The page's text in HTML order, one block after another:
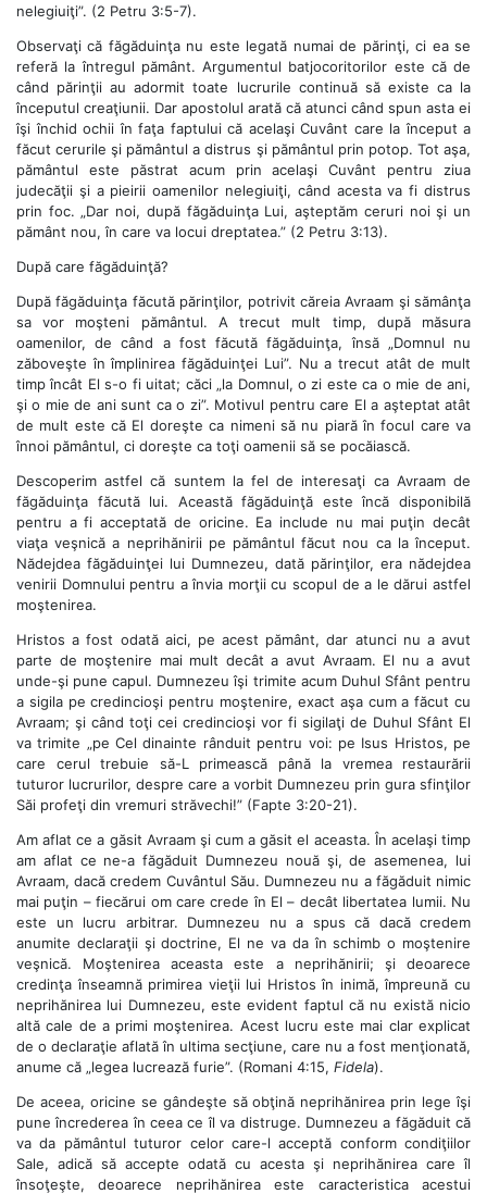
nelegiuiţi”. (2 Petru 3:5-7).
Observaţi că făgăduinţa nu este legată numai de părinţi, ci ea se
referă la întregul pământ. Argumentul batjocoritorilor este că de
când părinţii au adormit toate lucrurile continuă să existe ca la
începutul creaţiunii. Dar apostolul arată că atunci când spun asta ei
îşi închid ochii în faţa faptului că acelaşi Cuvânt care la început a
făcut cerurile şi pământul a distrus şi pământul prin potop. Tot aşa,
pământul este păstrat acum prin acelaşi Cuvânt pentru ziua
judecăţii şi a pieirii oamenilor nelegiuiţi, când acesta va fi distrus
prin foc. „Dar noi, după făgăduinţa Lui, aşteptăm ceruri noi şi un
pământ nou, în care va locui dreptatea.” (2 Petru 3:13).
După care făgăduinţă?
După făgăduinţa făcută părinţilor, potrivit căreia Avraam şi sămânţa
sa vor moşteni pământul. A trecut mult timp, după măsura
oamenilor, de când a fost făcută făgăduinţa, însă „Domnul nu
zăboveşte în împlinirea făgăduinţei Lui”. Nu a trecut atât de mult
timp încât El s-o fi uitat; căci „la Domnul, o zi este ca o mie de ani,
şi o mie de ani sunt ca o zi”. Motivul pentru care El a aşteptat atât
de mult este că El doreşte ca nimeni să nu piară în focul care va
înnoi pământul, ci doreşte ca toţi oamenii să se pocăiască.
Descoperim astfel că suntem la fel de interesaţi ca Avraam de
făgăduinţa făcută lui. Această făgăduinţă este încă disponibilă
pentru a fi acceptată de oricine. Ea include nu mai puţin decât
viaţa veşnică a neprihănirii pe pământul făcut nou ca la început.
Nădejdea făgăduinţei lui Dumnezeu, dată părinţilor, era nădejdea
venirii Domnului pentru a învia morţii cu scopul de a le dărui astfel
moştenirea.
Hristos a fost odată aici, pe acest pământ, dar atunci nu a avut
parte de moştenire mai mult decât a avut Avraam. El nu a avut
unde-şi pune capul. Dumnezeu îşi trimite acum Duhul Sfânt pentru
a sigila pe credincioşi pentru moştenire, exact aşa cum a făcut cu
Avraam; şi când toţi cei credincioşi vor fi sigilaţi de Duhul Sfânt El
va trimite „pe Cel dinainte rânduit pentru voi: pe Isus Hristos, pe
care cerul trebuie să-L primească până la vremea restaurării
tuturor lucrurilor, despre care a vorbit Dumnezeu prin gura sfinţilor
Săi profeţi din vremuri străvechi!” (Fapte 3:20-21).
Am aflat ce a găsit Avraam şi cum a găsit el aceasta. În acelaşi timp
am aflat ce ne-a făgăduit Dumnezeu nouă şi, de asemenea, lui
Avraam, dacă credem Cuvântul Său. Dumnezeu nu a făgăduit nimic
mai puţin – fiecărui om care crede în El – decât libertatea lumii. Nu
este un lucru arbitrar. Dumnezeu nu a spus că dacă credem
anumite declaraţii şi doctrine, El ne va da în schimb o moştenire
veşnică. Moştenirea aceasta este a neprihănirii; şi deoarece
credinţa înseamnă primirea vieţii lui Hristos în inimă, împreună cu
neprihănirea lui Dumnezeu, este evident faptul că nu există nicio
altă cale de a primi moştenirea. Acest lucru este mai clar explicat
de o declaraţie aflată în ultima secţiune, care nu a fost menţionată,
anume că „legea lucrează furie”. (Romani 4:15, Fidela).
De aceea, oricine se gândeşte să obţină neprihănirea prin lege îşi
pune încrederea în ceea ce îl va distruge. Dumnezeu a făgăduit că
va da pământul tuturor celor care-l acceptă conform condiţiilor
Sale, adică să accepte odată cu acesta şi neprihănirea care îl
însoţeşte, deoarece neprihănirea este caracteristica acestui